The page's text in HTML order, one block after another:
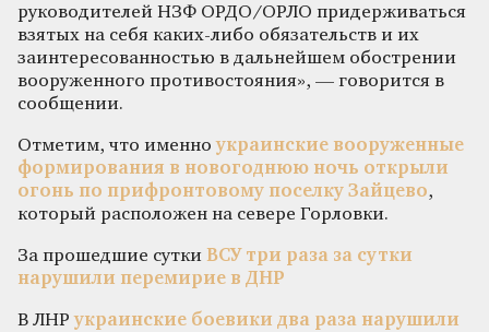
руководителей НЗФ ОРДО/ОРЛО придерживаться
взятых на себя каких-либо обязательств и их
заинтересованностью в дальнейшем обострении
вооруженного противостояния», — говорится в
сообщении.
Отметим, что именноукраинские вооруженные
формирования в новогоднюю ночь открыли
огонь по прифронтовому поселку Зайцево,
который расположен на севере Горловки.
За прошедшие сутки ВСУ три раза за сутки
нарушили перемирие в ДНР
В ЛНРукраинские боевики два раза нарушили